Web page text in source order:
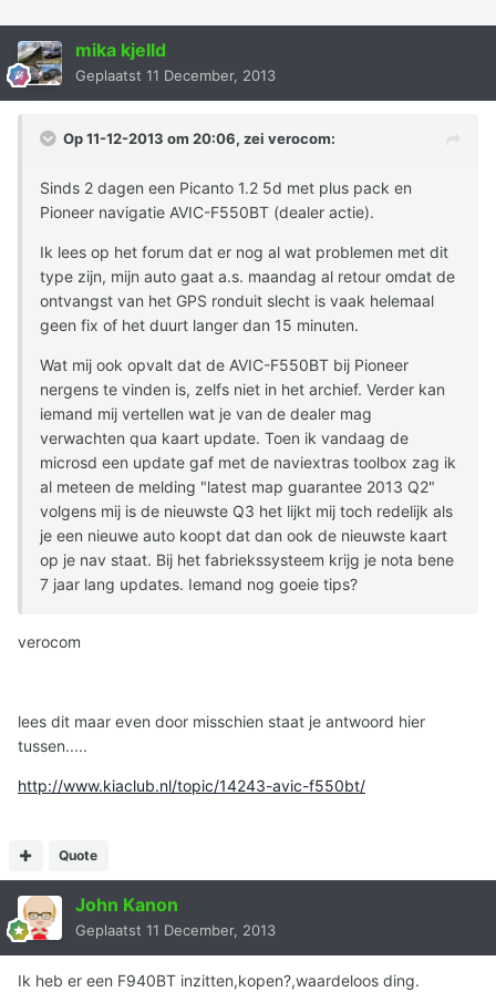
mika kjelld
Geplaatst 11 December, 2013
Op 11-12-2013 om 20:06, zei verocom:
Sinds 2 dagen een Picanto 1.2 5d met plus pack en
Pioneer navigatie AVIC-F550BT (dealer actie).
Ik lees op het forum dat er nog al wat problemen met dit
type zijn, mijn auto gaat a.s. maandag al retour omdat de
ontvangst van het GPS ronduit slecht is vaak helemaal
geen fix of het duurt langer dan 15 minuten.
Wat mij ook opvalt dat de AVIC-F550BT bij Pioneer
nergens te vinden is, zelfs niet in het archief. Verder kan
iemand mij vertellen wat je van de dealer mag
verwachten qua kaart update. Toen ik vandaag de
microsd een update gaf met de naviextras toolbox zag ik
al meteen de melding "latest map guarantee 2013 Q2"
volgens mij is de nieuwste Q3 het lijkt mij toch redelijk als
je een nieuwe auto koopt dat dan ook de nieuwste kaart
op je nav staat. Bij het fabriekssysteem krijg je nota bene
7 jaar lang updates. Iemand nog goeie tips?
verocom
lees dit maar even door misschien staat je antwoord hier
tussen.....
http://www.kiaclub.nl/topic/14243-avic-f550bt/
Quote
John Kanon
Geplaatst 11 December, 2013
Ik heb er een F940BT inzitten,kopen?,waardeloos ding.